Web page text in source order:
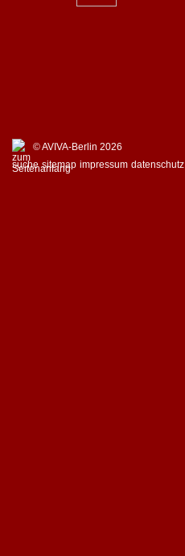
© AVIVA-Berlin 2026
suche sitemap impressum datenschutz